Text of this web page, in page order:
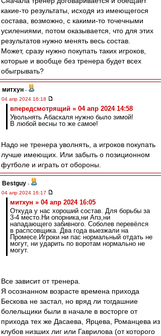
какие-то результаты, исходя из имеющегося
состава, возможно, с какими-то точечными
усилениями, потом оказывается, что для этих
результатов нужно менять весь состав.
Может, сразу нужно покупать таких игроков,
которые и вообще без тренера будет всех
обыгрывать?
митхун -
04 апр 2024 16:18
впередсмотрящий » 04 апр 2024 14:58
Увольнять Абаскаля нужно было зимой!
В любой весны то же самое!
Надо не тренера уволнять, а игроков покупать
лучше имеющих. Или забыть о позиционном
футболе и играть от обороны.
Bestguy -
04 апр 2024 16:17
митхун » 04 апр 2024 16:05
Откуда у нас хороший состав. Для борьбы за
3-4 место.Ни опорника,ни Апз,ни
нападающего забивного. Соболев перевёлся
в распсовщика. Два года выезжали на
Промесе.Игроки ни пас нормальный отдать не
могут, ни ударить по воротам нормально не
могут.
Все зависит от тренера.
Я осознанном возрасте времена прихода
Бескова не застал, но вряд ли тогдашние
болельщики были в начале в восторге от
прихода тех же Дасаева, Ярцева, Романцева из
клубов низших лиг или Гаврилова (от которого